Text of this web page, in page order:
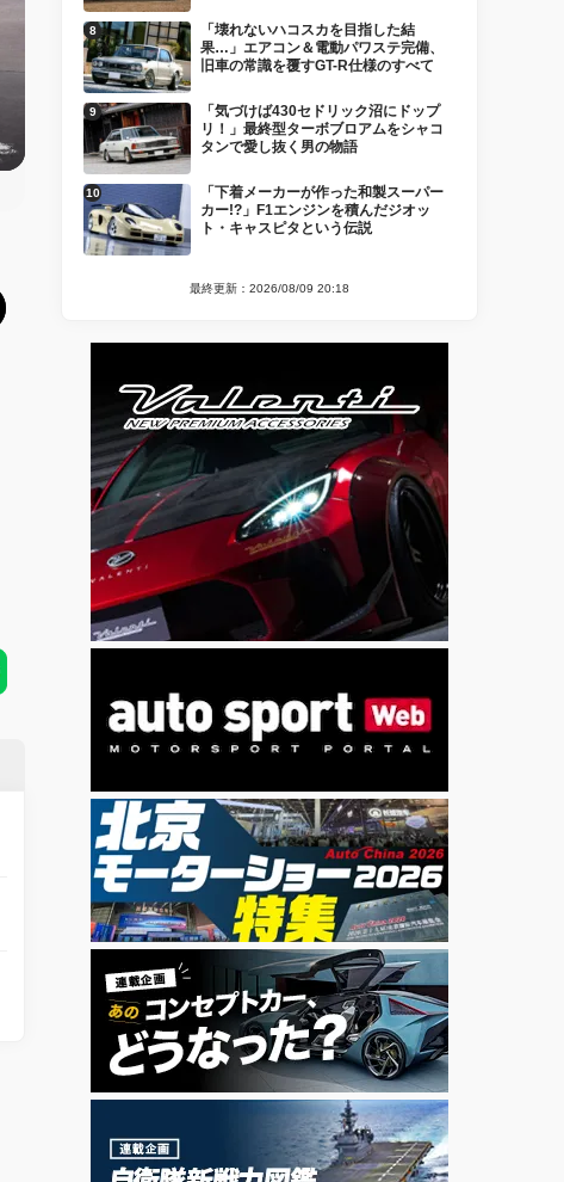
「壊れないハコスカを目指した結
果…」エアコン＆電動パワステ完備、
旧車の常識を覆すGT-R仕様のすべて
「気づけば430セドリック沼にドップ
リ！」最終型ターボブロアムをシャコ
タンで愛し抜く男の物語
「下着メーカーが作った和製スーパー
カー!?」F1エンジンを積んだジオッ
ト・キャスピタという伝説
最終更新：2026/08/09 20:18